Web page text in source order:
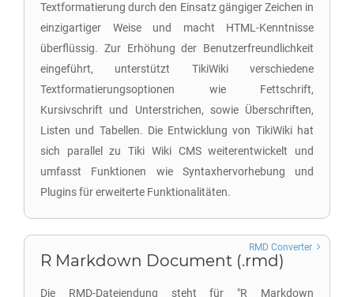
Textformatierung durch den Einsatz gängiger Zeichen in
einzigartiger Weise und macht HTML-Kenntnisse
überflüssig. Zur Erhöhung der Benutzerfreundlichkeit
eingeführt, unterstützt TikiWiki verschiedene
Textformatierungsoptionen wie Fettschrift,
Kursivschrift und Unterstrichen, sowie Überschriften,
Listen und Tabellen. Die Entwicklung von TikiWiki hat
sich parallel zu Tiki Wiki CMS weiterentwickelt und
umfasst Funktionen wie Syntaxhervorhebung und
Plugins für erweiterte Funktionalitäten.
R Markdown Document (.rmd)
Die RMD-Dateiendung steht für "R Markdown
RMD Converter